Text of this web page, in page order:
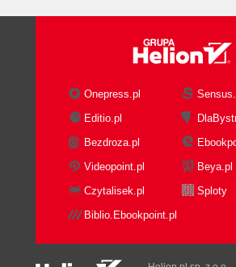
Onepress.pl
Editio.pl
Bezdroza.pl
Videopoint.pl
Beya.pl
Czytalisek.pl
Sploty
Biblio.Ebookpoint.pl